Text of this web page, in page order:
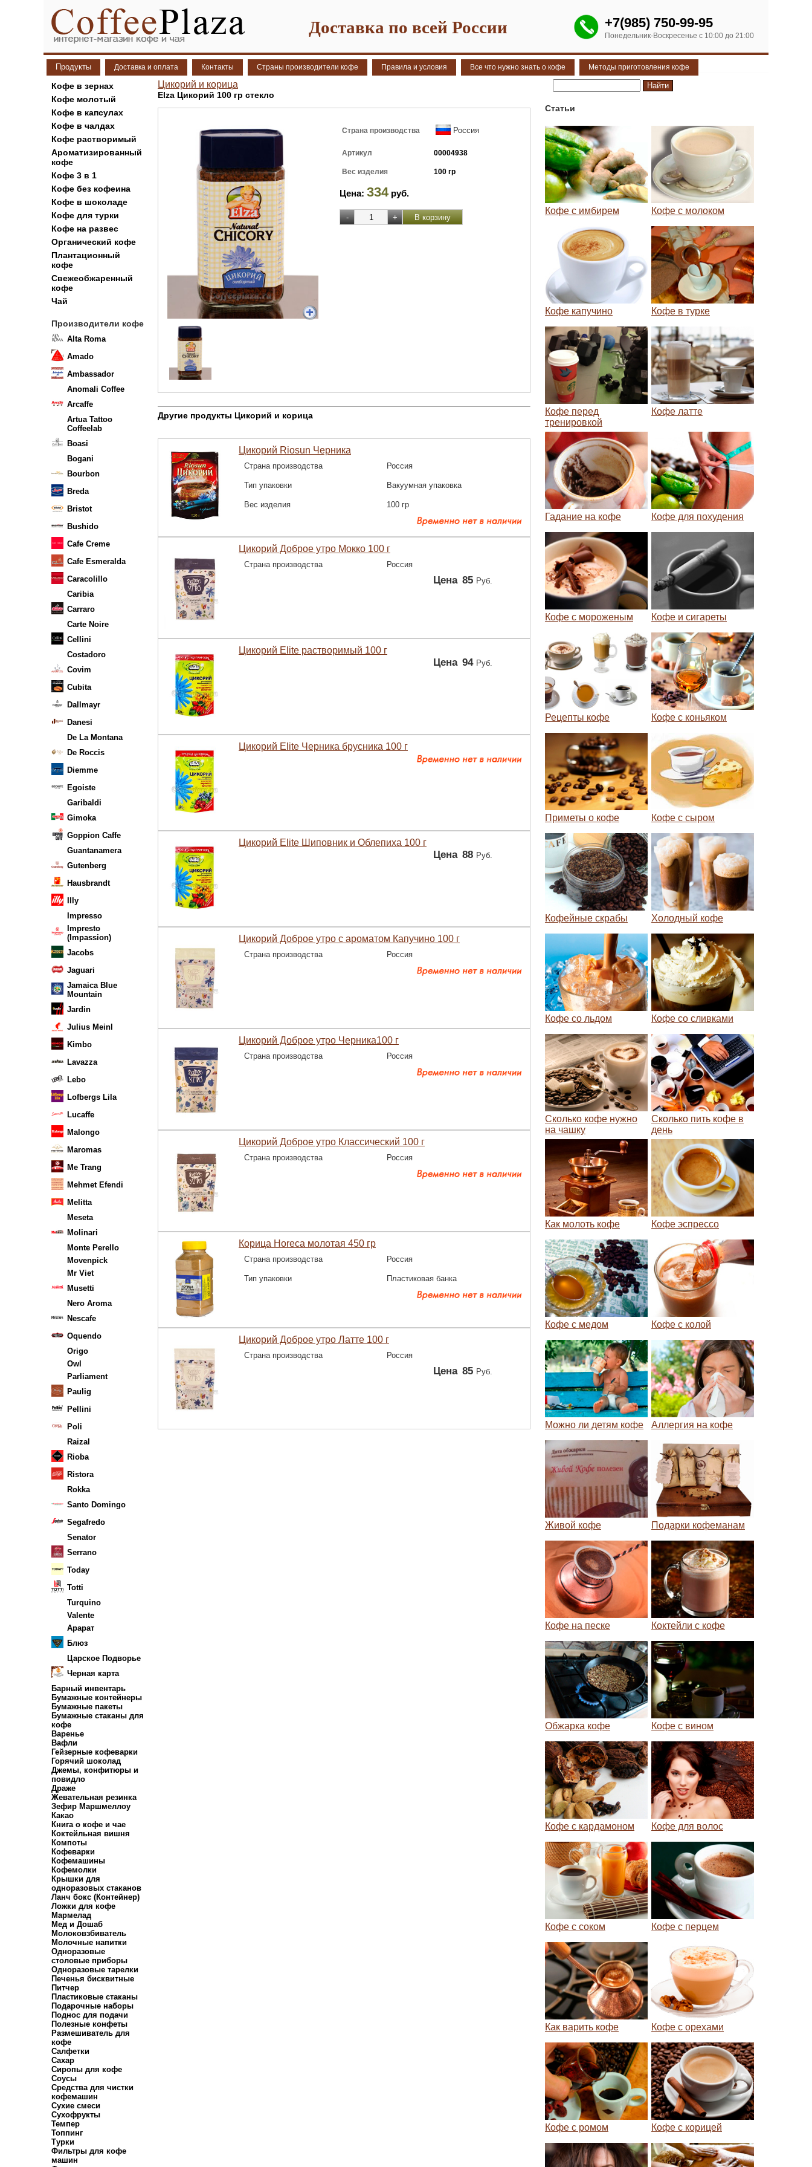
Доставка по всей России +7(985) 750-99-95
Понедельник-Воскресенье с 10:00 до 21:00
Продукты Доставка и оплата Контакты Страны производители кофе Правила и условия Все что нужно знать о кофе Методы приготовления кофе
Кофе в зернах
Кофе молотый
Кофе в капсулах
Кофе в чалдах
Кофе растворимый
Ароматизированный
кофе
Кофе 3 в 1
Кофе без кофеина
Кофе в шоколаде
Кофе для турки
Кофе на развес
Органический кофе
Плантационный
кофе
Свежеобжаренный
кофе
Чай
Производители кофе
Alta Roma
Amado
Ambassador
Anomali Coffee
Arcaffe
Artua Tattoo
Coffeelab
Boasi
Bogani
Bourbon
Breda
Bristot
Bushido
Cafe Creme
Cafe Esmeralda
Caracolillo
Caribia
Carraro
Carte Noire
Cellini
Costadoro
Covim
Cubita
Dallmayr
Danesi
De La Montana
De Roccis
Diemme
Egoiste
Garibaldi
Gimoka
Goppion Caffe
Guantanamera
Gutenberg
Hausbrandt
Illy
Impresso
Impresto
(Impassion)
Jacobs
Jaguari
Jamaica Blue
Mountain
Jardin
Julius Meinl
Kimbo
Lavazza
Lebo
Lofbergs Lila
Lucaffe
Malongo
Maromas
Me Trang
Mehmet Efendi
Melitta
Meseta
Molinari
Monte Perello
Movenpick
Mr Viet
Musetti
Nero Aroma
Nescafe
Oquendo
Origo
Owl
Parliament
Paulig
Pellini
Poli
Raizal
Rioba
Ristora
Rokka
Santo Domingo
Segafredo
Senator
Serrano
Today
Totti
Turquino
Valente
Арарат
Блюз
Царское Подворье
Черная карта
Барный инвентарь
Бумажные контейнеры
Бумажные пакеты
Бумажные стаканы для
кофе
Варенье
Вафли
Гейзерные кофеварки
Горячий шоколад
Джемы, конфитюры и
повидло
Драже
Жевательная резинка
Зефир Маршмеллоу
Какао
Книга о кофе и чае
Коктейльная вишня
Компоты
Кофеварки
Кофемашины
Кофемолки
Крышки для
одноразовых стаканов
Ланч бокс (Контейнер)
Ложки для кофе
Мармелад
Мед и Дошаб
Молоковзбиватель
Молочные напитки
Одноразовые
столовые приборы
Одноразовые тарелки
Печенья бисквитные
Питчер
Пластиковые стаканы
Подарочные наборы
Поднос для подачи
Полезные конфеты
Размешиватель для
кофе
Салфетки
Сахар
Сиропы для кофе
Соусы
Средства для чистки
кофемашин
Сухие смеси
Сухофрукты
Темпер
Топпинг
Турки
Фильтры для кофе
машин
Цикорий и корица
Elza Цикорий 100 гр стекло
Страна производства Россия
Артикул 00004938
Вес изделия 100 гр
Цена: 334 руб.
Другие продукты Цикорий и корица
Цикорий Riosun Черника
Страна производства Россия
Тип упаковки Вакуумная упаковка
Вес изделия 100 гр
Цикорий Доброе утро Мокко 100 г
Страна производства Россия
Цена 85 Руб.
Цикорий Elite растворимый 100 г
Цена 94 Руб.
Цикорий Elite Черника брусника 100 г
Цикорий Elite Шиповник и Облепиха 100 г
Цена 88 Руб.
Цикорий Доброе утро с ароматом Капучино 100 г
Страна производства Россия
Цикорий Доброе утро Черника100 г
Страна производства Россия
Цикорий Доброе утро Классический 100 г
Страна производства Россия
Корица Horeca молотая 450 гр
Страна производства Россия
Тип упаковки Пластиковая банка
Цикорий Доброе утро Латте 100 г
Страна производства Россия
Цена 85 Руб.
Статьи
Кофе с имбирем Кофе с молоком
Кофе капучино Кофе в турке
Кофе перед
тренировкой
Кофе латте
Гадание на кофе Кофе для похудения
Кофе с мороженым Кофе и сигареты
Рецепты кофе Кофе с коньяком
Приметы о кофе Кофе с сыром
Кофейные скрабы Холодный кофе
Кофе со льдом Кофе со сливками
Сколько кофе нужно
на чашку
Сколько пить кофе в
день
Как молоть кофе Кофе эспрессо
Кофе с медом Кофе с колой
Можно ли детям кофе Аллергия на кофе
Живой кофе Подарки кофеманам
Кофе на песке Коктейли с кофе
Обжарка кофе Кофе с вином
Кофе с кардамоном Кофе для волос
Кофе с соком Кофе с перцем
Как варить кофе Кофе с орехами
Кофе с ромом Кофе с корицей